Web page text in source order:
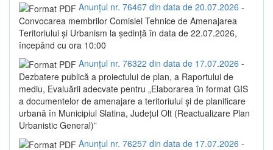
Anunțul nr. 76467 din data de 20.07.2026 -
Convocarea membrilor Comisiei Tehnice de Amenajarea
Teritoriului și Urbanism la ședință în data de 22.07.2026,
începând cu ora 10:00
Anunțul nr. 76322 din data de 17.07.2026 -
Dezbatere publică a proiectului de plan, a Raportului de
mediu, Evaluării adecvate pentru „Elaborarea în format GIS
a documentelor de amenajare a teritoriului și de planificare
urbană în Municipiul Slatina, Județul Olt (Reactualizare Plan
Urbanistic General)”
Anunțul nr. 76257 din data de 17.07.2026 -